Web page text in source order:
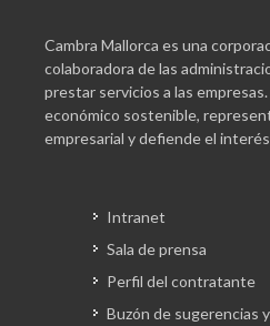
Cambra Mallorca es una
colaboradora de las
prestar servicios a las
económico sostenible,
empresarial y defiende el
Intranet
Sala de prensa
Perfil del contratante
Buzón de sugerencias